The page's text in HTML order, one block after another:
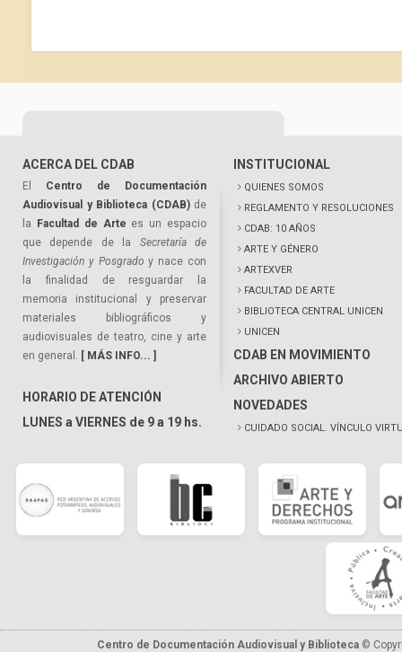
ACERCA DEL CDAB
El Centro de Documentación
Audiovisual y Biblioteca (CDAB)de
la
Facultad de Arte es un espacio
que depende de la Secretaría de
Investigación y Posgrado y nace con
la finalidad de resguardar la
memoria institucional y preservar
materiales bibliográficos y
audiovisuales de teatro, cine y arte
en general. [ MÁS INFO... ]
HORARIO DE ATENCIÓN
LUNES a VIERNES de 9 a 19 hs.
INSTITUCIONAL
QUIENES SOMOS
REGLAMENTO Y RESOLUCIONES
CDAB: 10 AÑOS
ARTE Y GÉNERO
ARTEXVER
FACULTAD DE ARTE
BIBLIOTECA CENTRAL UNICEN
UNICEN
CDAB EN MOVIMIENTO
ARCHIVO ABIERTO
NOVEDADES
CUIDADO SOCIAL. VÍNCULO
Centro de Documentación Audiovisual y Biblioteca ©